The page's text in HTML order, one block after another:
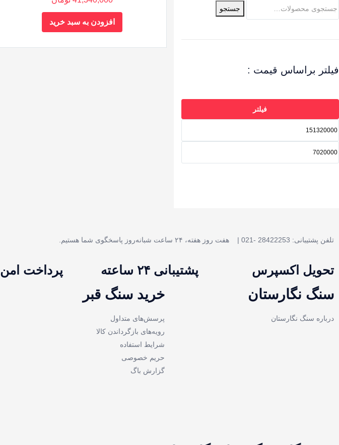
جستجو
فیلتر براساس قیمت :
فیلتر
افزودن به سبد خرید
تلفن پشتیبانی: 28422253 -021 | هفت روز هفته، ۲۴ ساعت شبانه‌روز پاسخگوی شما هستیم.
تحویل اکسپرس پشتیبانی ۲۴ ساعته پرداخت امن
سنگ نگارستان
درباره سنگ نگارستان
خرید سنگ قبر
پرسش‌های متداول
رویه‌های بازگرداندن کالا
شرایط استفاده
حریم خصوصی
گزارش باگ